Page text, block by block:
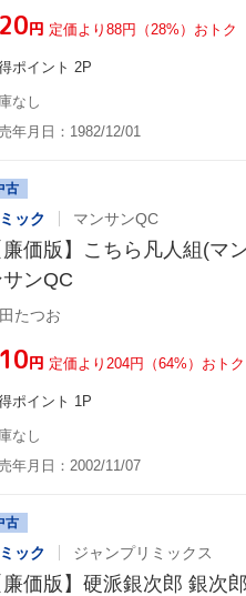
円 定価より88円（28%）おトク
ポイント 2P
なし
年月日：1982/12/01
古
ック マンサンQC
廉価版】こちら凡人組(マ
サンQC
たつお
円 定価より204円（64%）おトク
ポイント 1P
なし
年月日：2002/11/07
古
ック ジャンプリミックス
廉価版】硬派銀次郎 銀次